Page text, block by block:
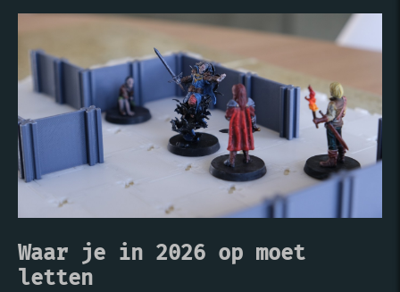
Waar je in 2026 op moet
letten